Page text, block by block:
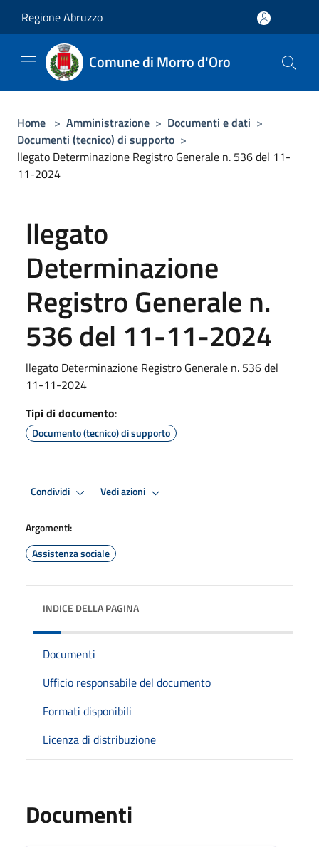
Regione Abruzzo
Comune di Morro d'Oro
Home > Amministrazione > Documenti e dati >
Documenti (tecnico) di supporto >
llegato Determinazione Registro Generale n. 536 del 11-
11-2024
llegato
Determinazione
Registro Generale n.
536 del 11-11-2024
llegato Determinazione Registro Generale n. 536 del
11-11-2024
Tipi di documento:
Documento (tecnico) di supporto
Condividi Vedi azioni
Argomenti:
Assistenza sociale
INDICE DELLA PAGINA
Documenti
Ufficio responsabile del documento
Formati disponibili
Licenza di distribuzione
Documenti